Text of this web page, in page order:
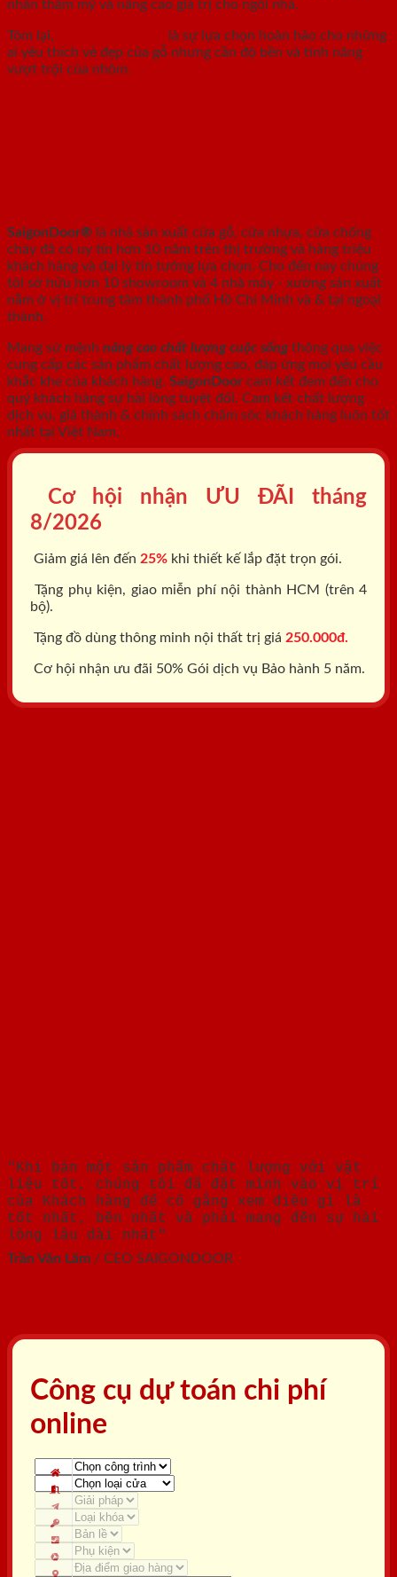
nhấn thẩm mỹ và nâng cao giá trị cho ngôi nhà.
Tóm lại,
là sự lựa chọn hoàn hảo cho những
ai yêu thích vẻ đẹp của gỗ nhưng cần độ bền và tính năng
vượt trội của nhôm.
SaigonDoor® là nhà sản xuất cửa gỗ, cửa nhựa, cửa chống
cháy đã có uy tín hơn 10 năm trên thị trường và hàng triệu
khách hàng và đại lý tin tưởng lựa chọn. Cho đến nay chúng
tôi sở hữu hơn 10 showroom và 4 nhà máy - xưởng sản xuất
nằm ở vị trí trung tâm thành phố Hồ Chí Minh và & tại ngoại
thành.
Mang sứ mệnh nâng cao chất lượng cuộc sống thông qua việc
cung cấp các sản phẩm chất lượng cao, đáp ứng mọi yêu cầu
khắc khe của khách hàng. SaigonDoor cam kết đem đến cho
quý khách hàng sự hài lòng tuyệt đối. Cam kết chất lượng
dịch vụ, giá thành & chính sách chăm sóc khách hàng luôn tốt
nhất tại Việt Nam.
Cơ hội nhận ƯU ĐÃI tháng
8/2026
Giảm giá lên đến 25% khi thiết kế lắp đặt trọn gói.
Tặng phụ kiện, giao miễn phí nội thành HCM (trên 4
bộ).
Tặng đồ dùng thông minh nội thất trị giá 250.000đ.
Cơ hội nhận ưu đãi 50% Gói dịch vụ Bảo hành 5 năm.
"Khi bán một sản phẩm chất lượng với vật
liệu tốt, chúng tôi đã đặt mình vào vị trí
của Khách hàng để cố gắng xem điều gì là
tốt nhất, bền nhất và phải mang đến sự hài
lòng lâu dài nhất"
Trần Văn Lãm / CEO SAIGONDOOR
Công cụ dự toán chi phí
online